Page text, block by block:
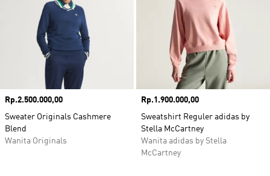
Harga
Rp.2.500.000,00
Sweater Originals Cashmere
Blend
Wanita Originals
Harga
Rp.1.900.000,00
Sweatshirt Reguler adidas by
Stella McCartney
Wanita adidas by Stella
McCartney